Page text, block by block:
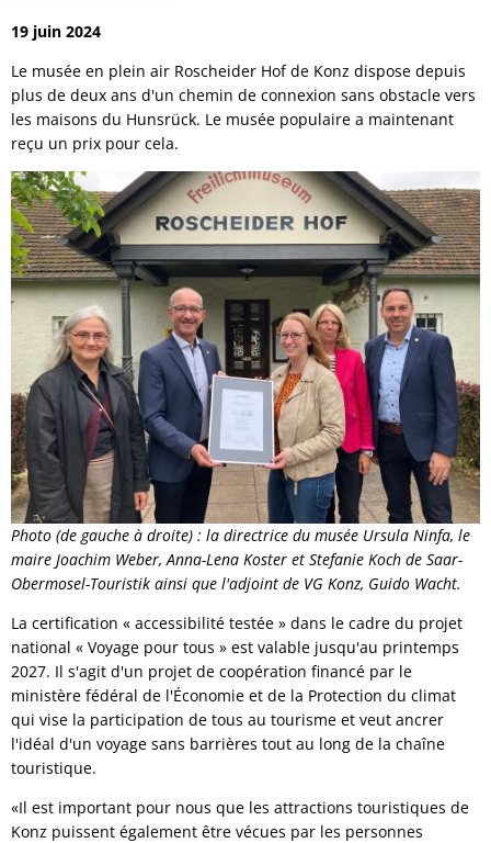
19 juin 2024
Le musée en plein air Roscheider Hof de Konz dispose depuis
plus de deux ans d'un chemin de connexion sans obstacle vers
les maisons du Hunsrück. Le musée populaire a maintenant
reçu un prix pour cela.
Photo (de gauche à droite) : la directrice du musée Ursula Ninfa, le
maire Joachim Weber, Anna-Lena Koster et Stefanie Koch de Saar-
Obermosel-Touristik ainsi que l'adjoint de VG Konz, Guido Wacht.
La certification « accessibilité testée » dans le cadre du projet
national « Voyage pour tous » est valable jusqu'au printemps
2027. Il s'agit d'un projet de coopération financé par le
ministère fédéral de l'Économie et de la Protection du climat
qui vise la participation de tous au tourisme et veut ancrer
l'idéal d'un voyage sans barrières tout au long de la chaîne
touristique.
«Il est important pour nous que les attractions touristiques de
Konz puissent également être vécues par les personnes